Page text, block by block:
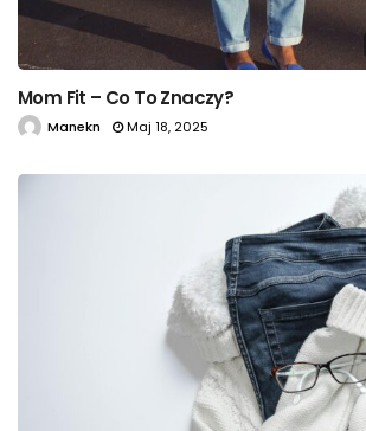
Mom Fit – Co To Znaczy?
Manekn Maj 18, 2025